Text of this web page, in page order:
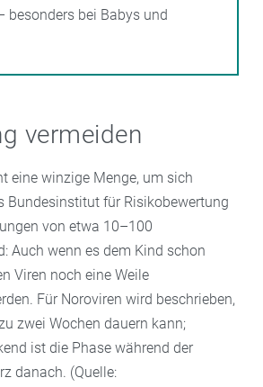
besonders bei Babys und
vermeiden
eine winzige Menge, um sich
Bundesinstitut für Risikobewertung
von etwa 10–100
Auch wenn es dem Kind schon
Viren noch eine Weile
Für Noroviren wird beschrieben,
zwei Wochen dauern kann;
ist die Phase während der
danach. (Quelle: